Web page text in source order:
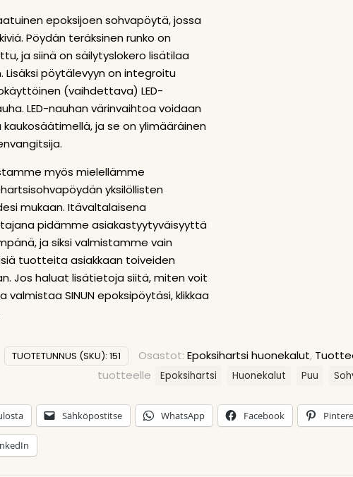
epoksijoen sohvapöytä, jossa
Pöydän teräksinen runko on
ja siinä on säilytyslokero lisätilaa
Lisäksi pöytälevyyn on integroitu
(vaihdettava) LED-
LED-nauhan värinvaihtoa voidaan
ja se on ylimääräinen
myös mielellämme
yksilöllisten
mukaan. Itävaltalaisena
pidämme asiakastyytyväisyyttä
ja siksi valmistamme vain
tuotteita asiakkaan toiveiden
Jos haluat lisätietoja siitä, miten voit
valmistaa SINUN epoksipöytäsi,klikkaa
TUOTETUNNUS (SKU):151 Osastot:Epoksihartsi huonekalut,
tuotteelle
Epoksihartsi Huonekalut Puu
Sähköpostitse WhatsApp Facebook